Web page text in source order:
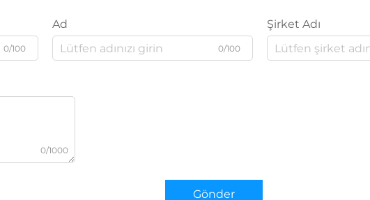
0/100
Ad
0/100
Şirket Adı
0/1000
Gönder